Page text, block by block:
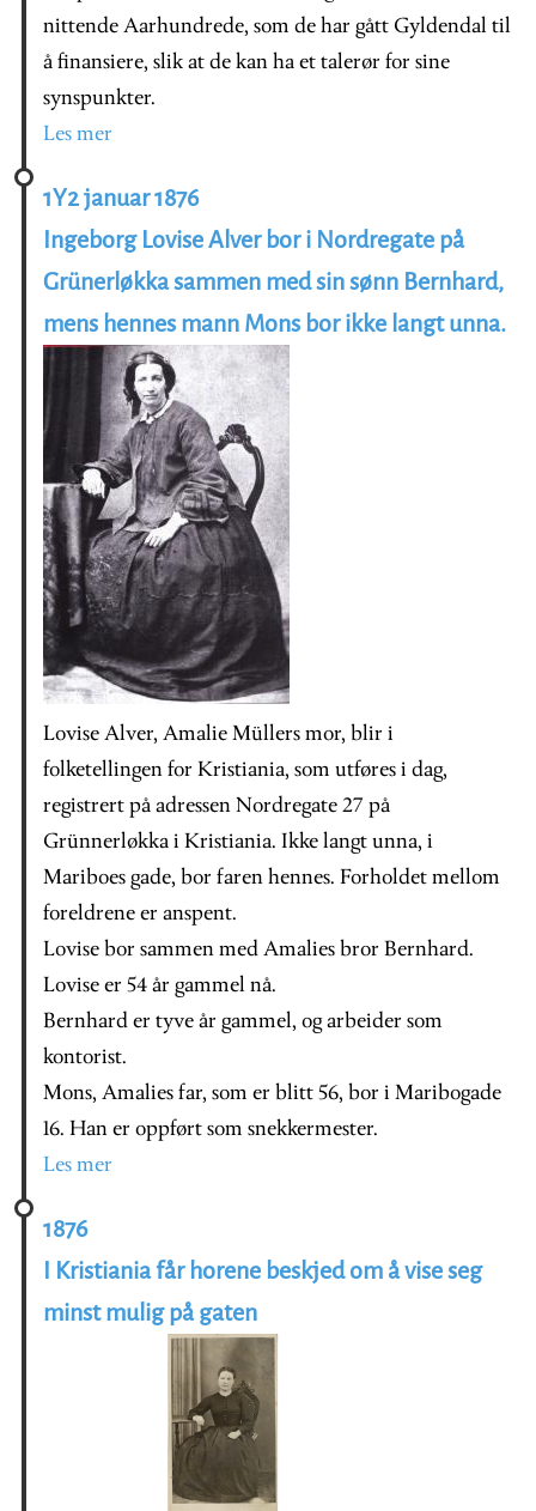
nittende Aarhundrede, som de har gått Gyldendal til
å finansiere, slik at de kan ha et talerør for sine
synspunkter.
Les mer
1Y2 januar 1876
Ingeborg Lovise Alver bor i Nordregate på
Grünerløkka sammen med sin sønn Bernhard,
mens hennes mann Mons bor ikke langt unna.
Lovise Alver, Amalie Müllers mor, blir i
folketellingen for Kristiania, som utføres i dag,
registrert på adressen Nordregate 27 på
Grünnerløkka i Kristiania. Ikke langt unna, i
Mariboes gade, bor faren hennes. Forholdet mellom
foreldrene er anspent.
Lovise bor sammen med Amalies bror Bernhard.
Lovise er 54 år gammel nå.
Bernhard er tyve år gammel, og arbeider som
kontorist.
Mons, Amalies far, som er blitt 56, bor i Maribogade
16. Han er oppført som snekkermester.
Les mer
1876
I Kristiania får horene beskjed om å vise seg
minst mulig på gaten